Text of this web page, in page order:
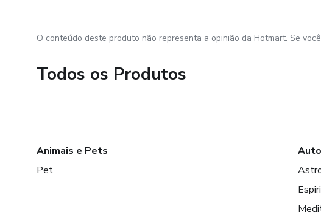
O conteúdo deste produto não representa a opinião da Hotmart. Se
Todos os Produtos
Animais e Pets
Pet